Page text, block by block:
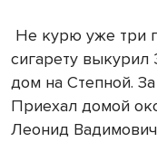
Не курю уже три
сигарету выкурил
дом на Степной. За
Приехал домой
Леонид